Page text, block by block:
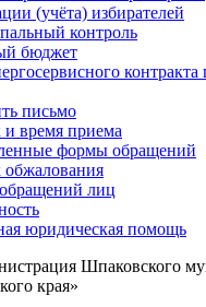
(учёта) избирателей
контроль
бюджет
письмо
и время приема
формы обращений
обжалования
лиц
юридическая помощь
Шпаковского
края»